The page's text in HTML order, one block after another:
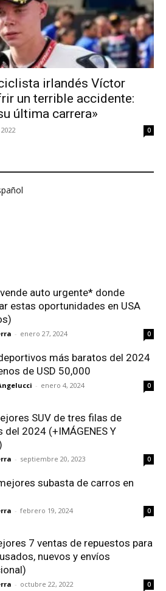
irlandés Víctor
un terrible accidente:
última carrera»
0
auto urgente* donde
estas oportunidades en USA
- enero 27, 2024 0
más baratos del 2024
de USD 50,000
- enero 4, 2024 0
SUV de tres filas de
del 2024 (+IMÁGENES Y
- septiembre 20, 2023 0
subasta de carros en
- febrero 19, 2024 0
7 ventas de repuestos para
nuevos y envíos
- octubre 22, 2022 0